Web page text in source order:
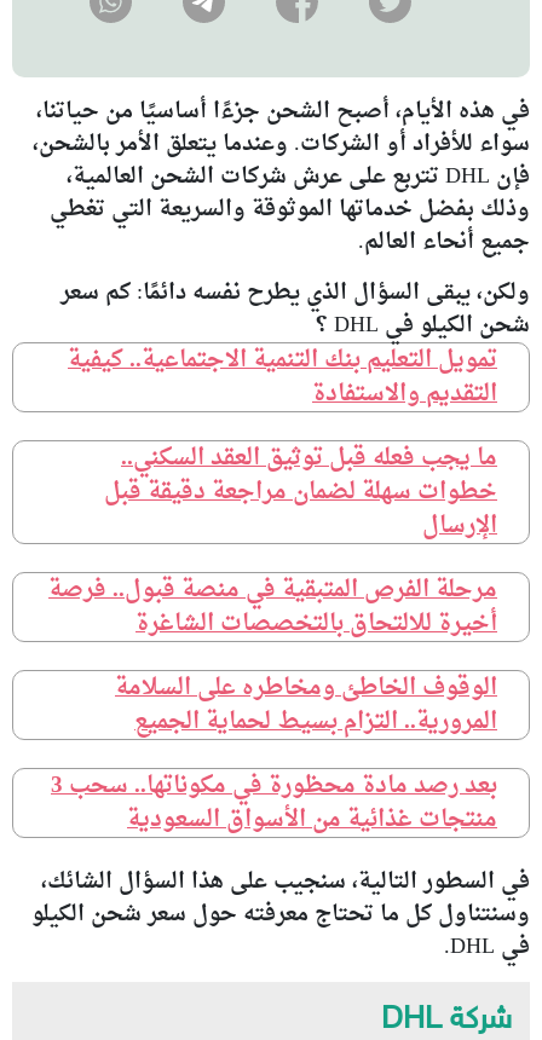
في هذه الأيام، أصبح الشحن جزءًا أساسيًا من حياتنا،
سواء للأفراد أو الشركات. وعندما يتعلق الأمر بالشحن،
فإن DHL تتربع على عرش شركات الشحن العالمية،
وذلك بفضل خدماتها الموثوقة والسريعة التي تغطي
جميع أنحاء العالم.
ولكن، يبقى السؤال الذي يطرح نفسه دائمًا: كم سعر
شحن الكيلو في DHL ؟
تمويل التعليم بنك التنمية الاجتماعية.. كيفية
التقديم والاستفادة
ما يجب فعله قبل توثيق العقد السكني..
خطوات سهلة لضمان مراجعة دقيقة قبل
الإرسال
مرحلة الفرص المتبقية في منصة قبول.. فرصة
أخيرة للالتحاق بالتخصصات الشاغرة
الوقوف الخاطئ ومخاطره على السلامة
المرورية.. التزام بسيط لحماية الجميع
بعد رصد مادة محظورة في مكوناتها.. سحب 3
منتجات غذائية من الأسواق السعودية
في السطور التالية، سنجيب على هذا السؤال الشائك،
وسنتناول كل ما تحتاج معرفته حول سعر شحن الكيلو
في DHL.
شركة DHL